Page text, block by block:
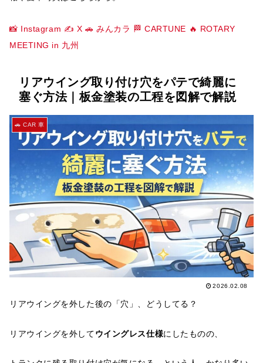
📸 Instagram ✍️ X 🚗 みんカラ 🏁 CARTUNE 🔥 ROTARY
MEETING in 九州
リアウイング取り付け穴をパテで綺麗に
塞ぐ方法｜板金塗装の工程を図解で解説
🚗 CAR 車
2026.02.08
リアウイングを外した後の「穴」、どうしてる？
リアウイングを外してウイングレス仕様にしたものの、